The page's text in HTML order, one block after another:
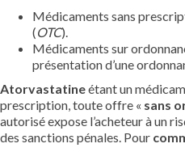
Médicaments sans
(OTC).
Médicaments sur
présentation d’une
Atorvastatineétant un
prescription, toute offre « sans
autorisé expose l’acheteur à un
des sanctions pénales. Pour